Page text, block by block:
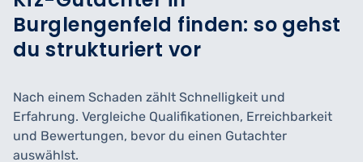
Burglengenfeld finden: so gehst
du strukturiert vor
Nach einem Schaden zählt Schnelligkeit und
Erfahrung. Vergleiche Qualifikationen, Erreichbarkeit
und Bewertungen, bevor du einen Gutachter
auswählst.